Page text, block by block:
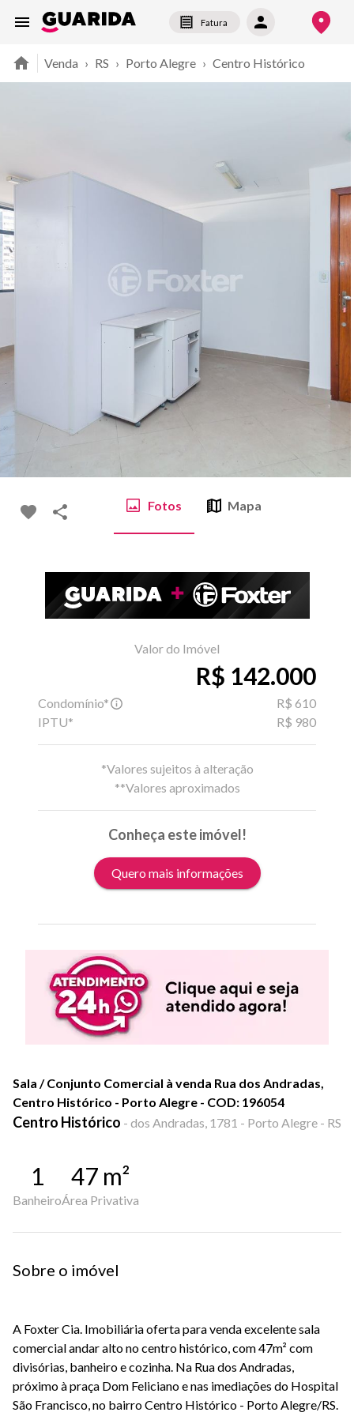
Fatura
Venda › RS › Porto Alegre › Centro Histórico
Fotos Mapa
Valor do Imóvel
R$ 142.000
Condomínio*
R$ 610
IPTU*
R$ 980
*Valores sujeitos à alteração
**Valores aproximados
Conheça este imóvel!
Quero mais informações
Sala / Conjunto Comercial à venda Rua dos Andradas,
Centro Histórico - Porto Alegre - COD: 196054
Centro Histórico - dos Andradas, 1781 - Porto Alegre - RS
1
Banheiro
47 m²
Área Privativa
Sobre o imóvel
A Foxter Cia. Imobiliária oferta para venda excelente sala
comercial andar alto no centro histórico, com 47m² com
divisórias, banheiro e cozinha. Na Rua dos Andradas,
próximo à praça Dom Feliciano e nas imediações do Hospital
São Francisco, no bairro Centro Histórico - Porto Alegre/RS.